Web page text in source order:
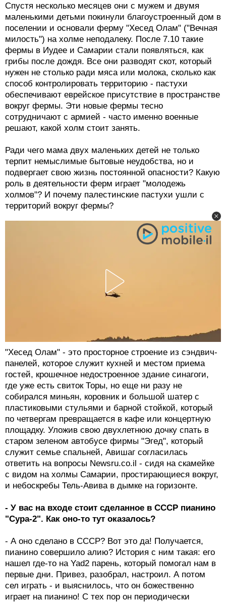
Спустя несколько месяцев они с мужем и двумя
маленькими детьми покинули благоустроенный дом в
поселении и основали ферму "Хесед Олам" ("Вечная
милость") на холме неподалеку. После 7.10 такие
фермы в Иудее и Самарии стали появляться, как
грибы после дождя. Все они разводят скот, который
нужен не столько ради мяса или молока, сколько как
способ контролировать территорию - пастухи
обеспечивают еврейское присутствие в пространстве
вокруг фермы. Эти новые фермы тесно
сотрудничают с армией - часто именно военные
решают, какой холм стоит занять.
Ради чего мама двух маленьких детей не только
терпит немыслимые бытовые неудобства, но и
подвергает свою жизнь постоянной опасности? Какую
роль в деятельности ферм играет "молодежь
холмов"? И почему палестинские пастухи ушли с
территорий вокруг фермы?
"Хесед Олам" - это просторное строение из сэндвич-
панелей, которое служит кухней и местом приема
гостей, крошечное недостроенное здание синагоги,
где уже есть свиток Торы, но еще ни разу не
собирался миньян, коровник и большой шатер с
пластиковыми стульями и барной стойкой, который
по четвергам превращается в кафе или концертную
площадку. Уложив свою двухлетнюю дочку спать в
старом зеленом автобусе фирмы "Эгед", который
служит семье спальней, Авишаг согласилась
ответить на вопросы Newsru.co.il - сидя на скамейке
с видом на холмы Самарии, простирающиеся вокруг,
и небоскребы Тель-Авива в дымке на горизонте.
- У вас на входе стоит сделанное в СССР пианино
"Сура-2". Как оно-то тут оказалось?
- А оно сделано в СССР? Вот это да! Получается,
пианино совершило алию? История с ним такая: его
нашел где-то на Yad2 парень, который помогал нам в
первые дни. Привез, разобрал, настроил. А потом
сел играть - и выяснилось, что он божественно
играет на пианино! С тех пор он периодически